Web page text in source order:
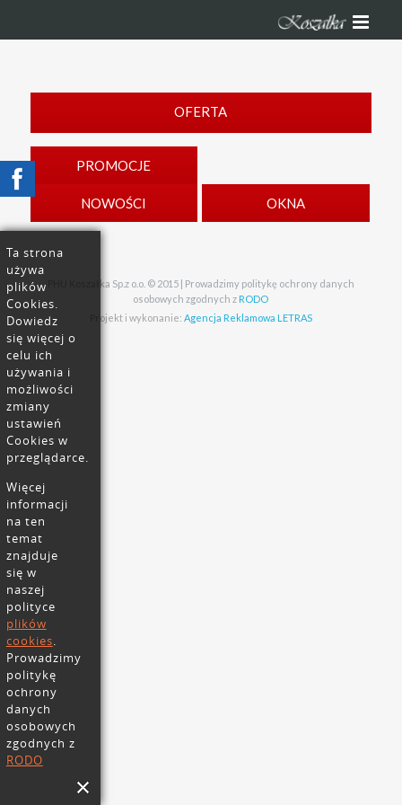
OFERTA
PROMOCJE
NOWOŚCI OKNA
PHU Koszałka Sp.z o.o. © 2015 | Prowadzimy politykę ochrony danych
osobowych zgodnych z RODO
Projekt i wykonanie: Agencja Reklamowa LETRAS
Ta strona
używa
plików
Cookies.
Dowiedz
się więcej o
celu ich
używania i
możliwości
zmiany
ustawień
Cookies w
przeglądarce.
Więcej
informacji
na ten
temat
znajduje
się w
naszej
polityce
plików
cookies.
Prowadzimy
politykę
ochrony
danych
osobowych
zgodnych z
RODO